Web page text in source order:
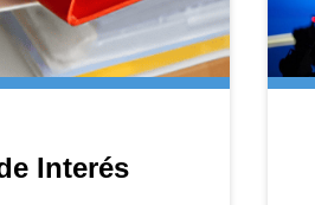
Interés